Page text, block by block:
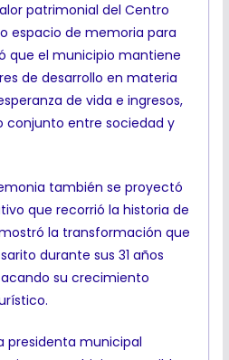
patrimonial del Centro
espacio de memoria para
que el municipio mantiene
de desarrollo en materia
de vida e ingresos,
conjunto entre sociedad y
también se proyectó
que recorrió la historia de
la transformación que
durante sus 31 años
su crecimiento
presidenta municipal